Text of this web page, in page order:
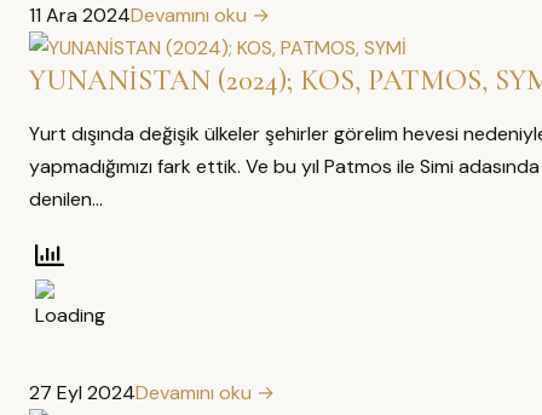
11 Ara 2024Devamını oku →
YUNANİSTAN (2024); KOS, PATMOS,
Yurt dışında değişik ülkeler şehirler görelim hevesi
yapmadığımızı fark ettik. Ve bu yıl Patmos ile Simi adasında
denilen…
27 Eyl 2024Devamını oku →